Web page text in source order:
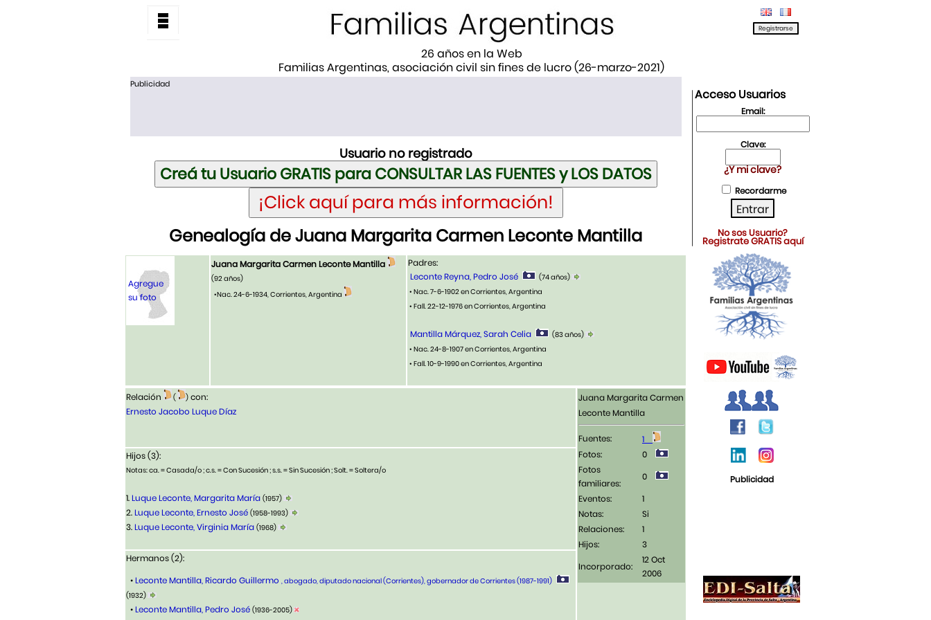
26 años en la Web
Familias Argentinas, asociación civil sin fines de lucro (26-marzo-2021)
Publicidad
Usuario no registrado
Genealogía de Juana Margarita Carmen Leconte Mantilla
Agregue
su foto
Juana Margarita Carmen Leconte Mantilla
(92 años)
•Nac. 24-6-1934, Corrientes, Argentina
Padres:
Leconte Reyna, Pedro José
(74 años)
• Nac. 7-6-1902 en Corrientes, Argentina
• Fall. 22-12-1976 en Corrientes, Argentina
Mantilla Márquez, Sarah Celia
(83 años)
• Nac. 24-8-1907 en Corrientes, Argentina
• Fall. 10-9-1990 en Corrientes, Argentina
Relación ( ) con:
Ernesto Jacobo Luque Díaz
Juana Margarita Carmen
Leconte Mantilla
Fuentes:
1
Fotos:
0
Fotos
familiares:
0
Eventos:
1
Notas:
Si
Relaciones:
1
Hijos:
3
Incorporado:
12 Oct
2006
Hijos (3):
Notas: ca. = Casada/o ; c.s. = Con Sucesión ; s.s. = Sin Sucesión ; Solt. = Soltera/o
1.Luque Leconte, Margarita María (1957)
2.Luque Leconte, Ernesto José (1958-1993)
3.Luque Leconte, Virginia María (1968)
Hermanos (2):
•Leconte Mantilla, Ricardo Guillermo , abogado, diputado nacional (Corrientes), gobernador de Corrientes (1987-1991)
(1932)
•Leconte Mantilla, Pedro José (1936-2005)
Acceso Usuarios
Email:
Clave:
¿Y mi clave?
Recordarme
No sos Usuario?
Registrate GRATIS aquí
Publicidad